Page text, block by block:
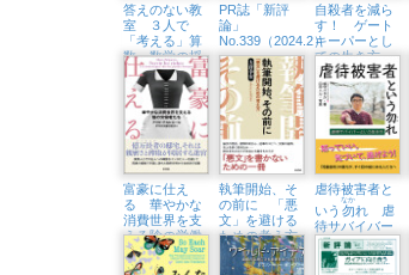
答えのない教
室 ３人で
「考える」算
数・数学の授
業
PR誌「新評
論」
No.339（2024.2）
自殺者を減ら
す！ ゲート
キーパーとし
ての生き方
富豪に仕え
る 華やかな
消費世界を支
える陰の労働
者たち
執筆開始、そ
の前に 「悪
文」を避ける
ための考え方
虐待被害者と
いう 勿
なか
れ 虐
待サバイバー
という生き方